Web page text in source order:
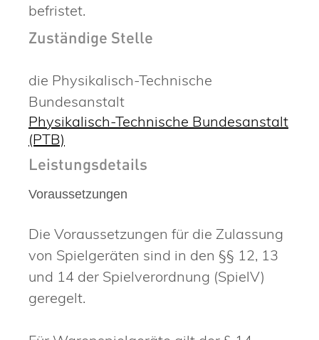
befristet.
Zuständige Stelle
die Physikalisch-Technische
Bundesanstalt
Physikalisch-Technische Bundesanstalt
(PTB)
Leistungsdetails
Voraussetzungen
Die Voraussetzungen für die Zulassung
von Spielgeräten sind in den §§ 12, 13
und 14 der Spielverordnung (SpielV)
geregelt.